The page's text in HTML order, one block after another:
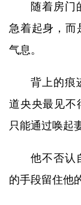
随着房门
急着起身，而
气息。
背上的痕
道央央最见不
只能通过唤起
他不否认
的手段留住他